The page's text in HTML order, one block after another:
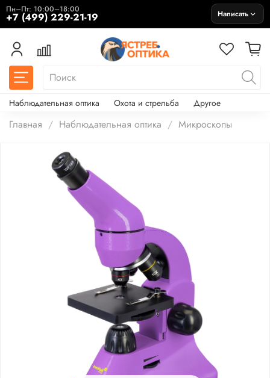
Пн–Пт: 10:00–18:00
+7 (499) 229-21-19 Написать
Наблюдательная оптика Охота и стрельба Другое
Главная Наблюдательная оптика Микроскопы